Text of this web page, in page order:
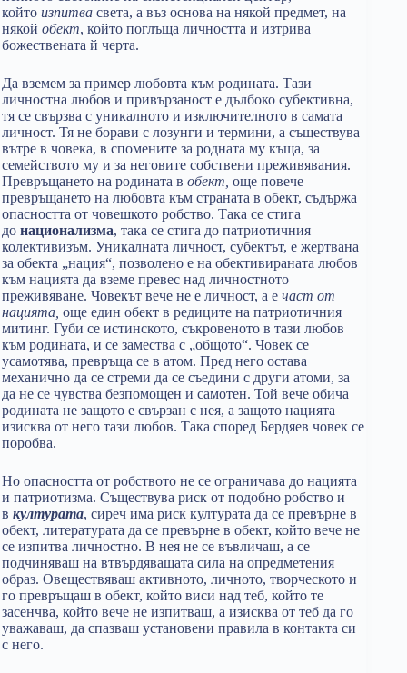
който изпитва света, а въз основа на някой предмет, на
някой обект, който поглъща личността и изтрива
божествената й черта.
Да вземем за пример любовта към родината. Тази
личностна любов и привързаност е дълбоко субективна,
тя се свързва с уникалното и изключителното в самата
личност. Тя не борави с лозунги и термини, а съществува
вътре в човека, в спомените за родната му къща, за
семейството му и за неговите собствени преживявания.
Превръщането на родината в обект, още повече
превръщането на любовта към страната в обект, съдържа
опасността от човешкото робство. Така се стига
до национализма, така се стига до патриотичния
колективизъм. Уникалната личност, субектът, е жертвана
за обекта „нация“, позволено е на обективираната любов
към нацията да вземе превес над личностното
преживяване. Човекът вече не е личност, а е част от
нацията, още един обект в редиците на патриотичния
митинг. Губи се истинското, съкровеното в тази любов
към родината, и се замества с „общото“. Човек се
усамотява, превръща се в атом. Пред него остава
механично да се стреми да се съедини с други атоми, за
да не се чувства безпомощен и самотен. Той вече обича
родината не защото е свързан с нея, а защото нацията
изисква от него тази любов. Така според Бердяев човек се
поробва.
Но опасността от робството не се ограничава до нацията
и патриотизма. Съществува риск от подобно робство и
в културата, сиреч има риск културата да се превърне в
обект, литературата да се превърне в обект, който вече не
се изпитва личностно. В нея не се въвличаш, а се
подчиняваш на втвърдяващата сила на опредметения
образ. Овеществяваш активното, личното, творческото и
го превръщаш в обект, който виси над теб, който те
засенчва, който вече не изпитваш, а изисква от теб да го
уважаваш, да спазваш установени правила в контакта си
с него.